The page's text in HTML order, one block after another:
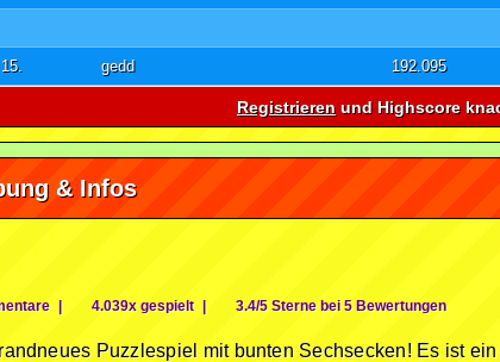
15. gedd 192.095
Registrieren und Highscore
& Infos
| 4.039x gespielt | 3.4/5 Sterne bei 5 Bewertungen
Puzzlespiel mit bunten Sechsecken! Es ist